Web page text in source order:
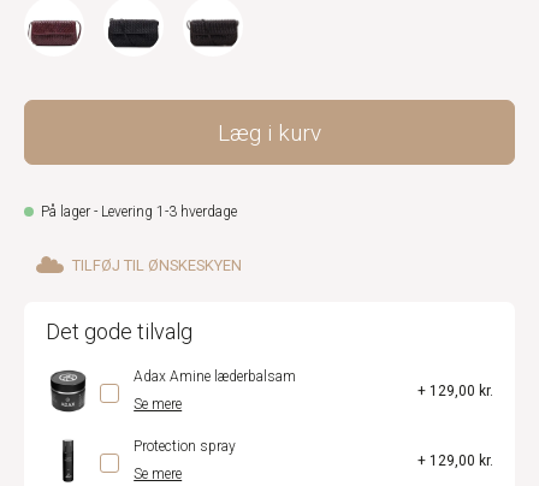
Læg i kurv
På lager - Levering 1-3 hverdage
TILFØJ TIL ØNSKESKYEN
Det gode tilvalg
Adax Amine læderbalsam
Se mere
+ 129,00 kr.
Protection spray
Se mere
+ 129,00 kr.